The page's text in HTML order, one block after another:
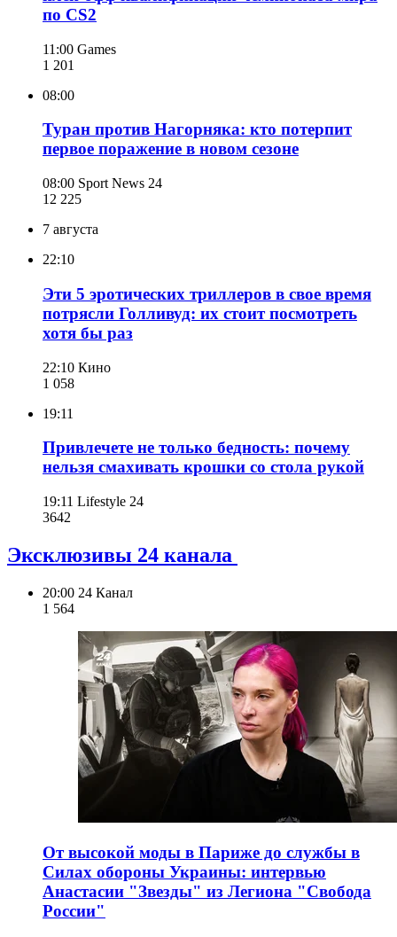
по CS2
11:00 Games
1 201
08:00
Туран против Нагорняка: кто потерпит
первое поражение в новом сезоне
08:00 Sport News 24
12 225
7 августа
22:10
Эти 5 эротических триллеров в свое время
потрясли Голливуд: их стоит посмотреть
хотя бы раз
22:10 Кино
1 058
19:11
Привлечете не только бедность: почему
нельзя смахивать крошки со стола рукой
19:11 Lifestyle 24
3642
Эксклюзивы 24 канала
20:00 24 Канал
1 564
От высокой моды в Париже до службы в
Силах обороны Украины: интервью
Анастасии "Звезды" из Легиона "Свобода
России"